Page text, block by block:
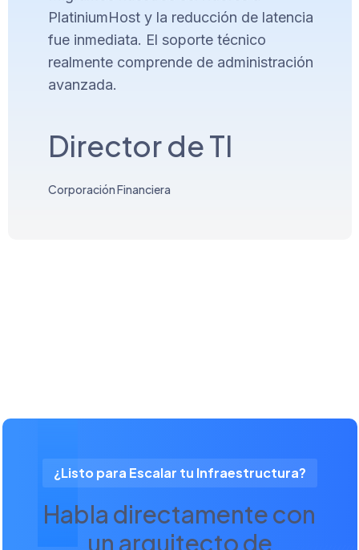
PlatiniumHost y la reducción de latencia
fue inmediata. El soporte técnico
realmente comprende de administración
avanzada.
Director de TI
Corporación Financiera
¿Listo para Escalar tu Infraestructura?
Habla directamente con
un arquitecto de